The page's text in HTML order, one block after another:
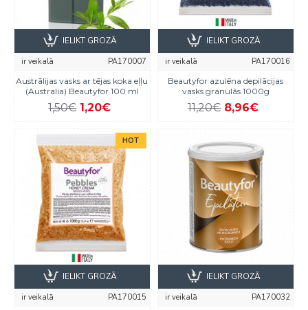
ir veikalā
PA170007
Austrālijas vasks ar tējas koka eļļu
(Australia) Beautyfor 100 ml
1,50€ 1,20€
IELIKT GROZĀ
ir veikalā
PA170016
Beautyfor azulēna depilācijas
vasks granulās 1000g
11,20€ 8,96€
IELIKT GROZĀ
HOT
ir veikalā
PA170015
IELIKT GROZĀ
ir veikalā
PA170032
IELIKT GROZĀ